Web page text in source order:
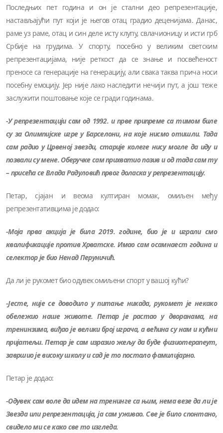
Последњих пет година и он је стални део репрезентације,
настављајући пут који је његов отац градио деценијама. Данас,
раме уз раме, отац и син деле исту клупу, свлачионицу и исти грб
Србије на грудима. У спорту, посебно у великим светским
репрезентацијама, није реткост да се знање и посвећеност
преносе са генерације на генерацију, али свака таква прича носи
посебну емоцију. Јер није лако наследити нечији пут, а још теже
заслужити поштовање које се гради годинама.
-У репрезентацији сам од 1992. и прве припреме са тимом биле
су за Олимпијске игре у Барселони, на које нисмо отишли. Тада
сам радио у Црвеној звезди, старије колеге нису могле да иду и
позвали су мене. Оберучке сам прихватио позив и од тада сам ту
– присећа се Влада Радуловић првог доласка у репрезентацију.
Петар, сјајан и веома култиран момак, омиљен међу
репрезентативцима је додао:
-Моја прва акција је била 2019. године, био је и играли смо
квалификације против Хрватске. Имао сам осамнаест година и
селектор је био Ненад Перуничић.
Да ли је рукомет био одувек омиљени спорт у вашој кући?
-Јесте, није се доводило у питање никада, рукомет је некако
обележио наше животе. Петар је растао у дворанама, на
тренинзима, виђао је велики број играча, а већина су нам и кућни
пријатељи. Петар је сам изразио жељу да буде физиотерапеут,
завршио је високу школу и сад је то постало фамилијарно.
Петар је додао:
-Одувек сам воле да идем на тренинге са њим, нема везе да ли је
Звезда или репрезентација, ја сам уживао. Све је било спонтано,
свидело ми се како све то изгледа.